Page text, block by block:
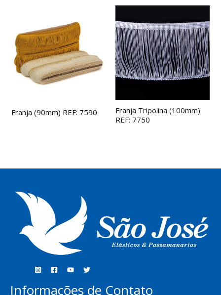
Franja (90mm) REF: 7590
Franja Tripolina (100mm)
REF: 7750
Informações de Contato